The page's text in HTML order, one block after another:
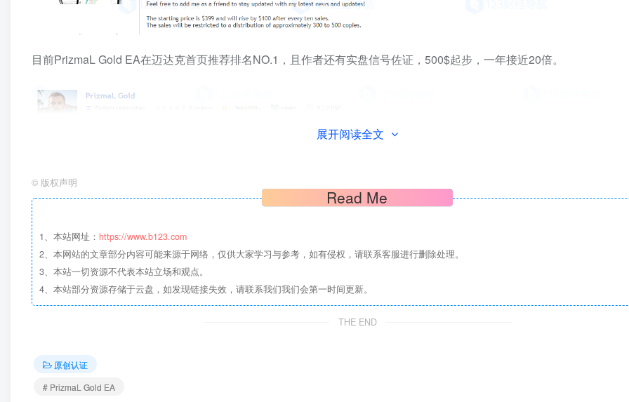
目前PrizmaL Gold EA在迈达克首页推荐排名NO.1，且作者还有实盘信号佐证，500$起步，一年接近20倍。
更为亮点的是：PrizmaL Gold EA还在MetaQuotes Automated Trading Championship 2008中获得第二名。
大白详细搜了一下，确实找到作者口中的大赛，当年竞争还很激烈，直到最后一天才分出胜负，冠亚军奖金差15000刀！
展开阅读全文
© 版权声明
Read Me
1、本站网址： https://www.b123.com
2、本网站的文章部分内容可能来源于网络，仅供大家学习与参考，如有侵权，请联系客服进行删除处理。
3、本站一切资源不代表本站立场和观点。
4、本站部分资源存储于云盘，如发现链接失效，请联系我们我们会第一时间更新。
THE END
原创认证
# PrizmaL Gold EA